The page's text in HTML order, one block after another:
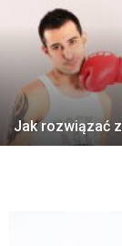
Jak rozwiązać